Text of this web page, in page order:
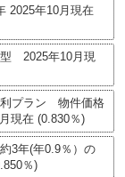
2025年10月現在
2025年10月現
プラン 物件価格
現在 (0.830％)
3年(年0.9％）の
％)